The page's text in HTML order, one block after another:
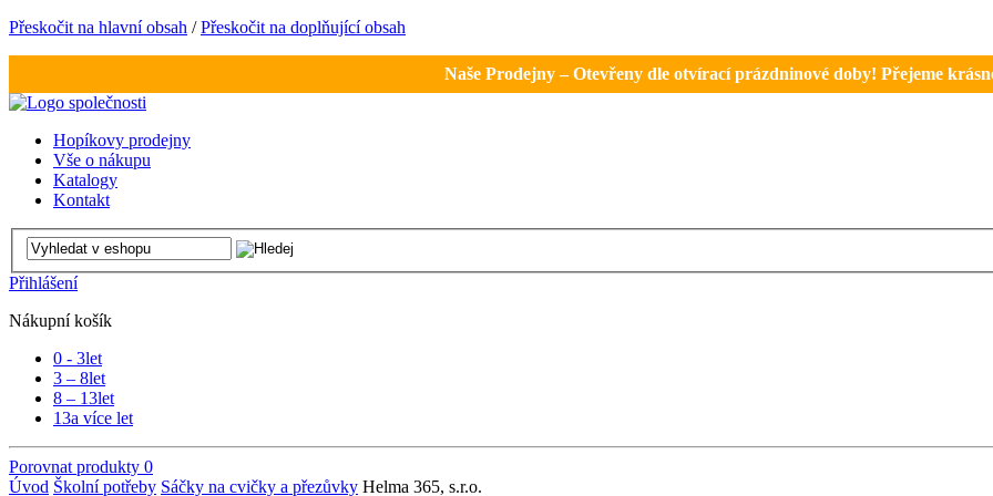
Přeskočit na hlavní obsah /Přeskočit na doplňující obsah
Naše Prodejny – Otevřeny dle otvírací prázdninové doby! Přejeme
Hopíkovy prodejny
Vše o nákupu
Katalogy
Kontakt
Přihlášení
Nákupní košík
0 - 3let
3 – 8let
8 – 13let
13a více let
Porovnat produkty 0
Úvod Školní potřeby Sáčky na cvičky a přezůvky Helma 365, s.r.o.